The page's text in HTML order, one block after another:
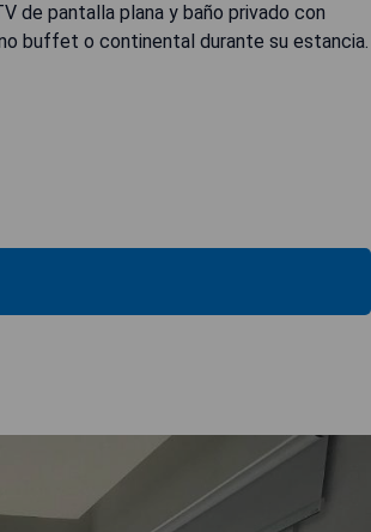
de pantalla plana y baño privado con
buffet o continental durante su estancia.